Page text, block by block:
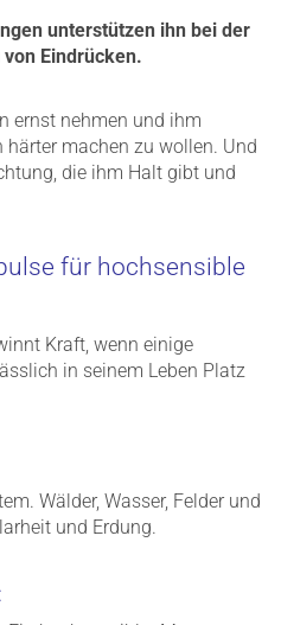
unterstützen ihn bei der
Eindrücken.
ernst nehmen und ihm
härter machen zu wollen. Und
die ihm Halt gibt und
für hochsensible
Kraft, wenn einige
in seinem Leben Platz
Wälder, Wasser, Felder und
und Erdung.